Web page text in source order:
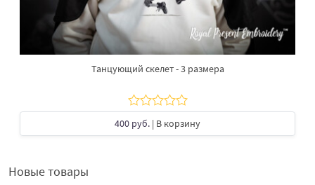
Танцующий скелет - 3 размера
400 руб. | В корзину
Новые товары